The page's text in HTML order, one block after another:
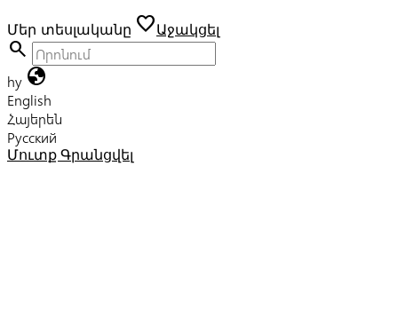
Մեր տեսլականը favoriteԱջակցել
search
hy globe
English
Հայերեն
Русский
Մուտք Գրանցվել